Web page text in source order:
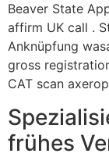
Beaver State
affirm UK call .
Anknüpfung
gross
CAT scan
frühes